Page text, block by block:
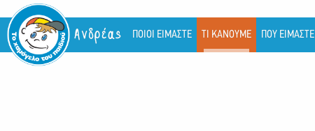
Ανδρέας ΠΟΙΟΙ ΕΙΜΑΣΤΕ ΤΙ ΚΑΝΟΥΜΕ ΠΟΥ ΕΙΜΑΣΤΕ